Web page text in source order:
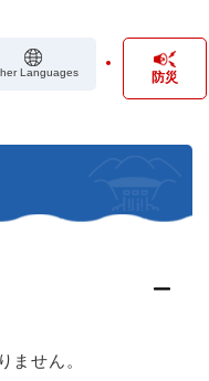
Languages 防災
ません。